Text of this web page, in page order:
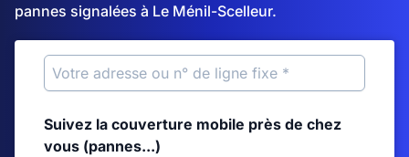
pannes signalées à Le Ménil-Scelleur.
Suivez la couverture mobile près de chez
vous (pannes...)